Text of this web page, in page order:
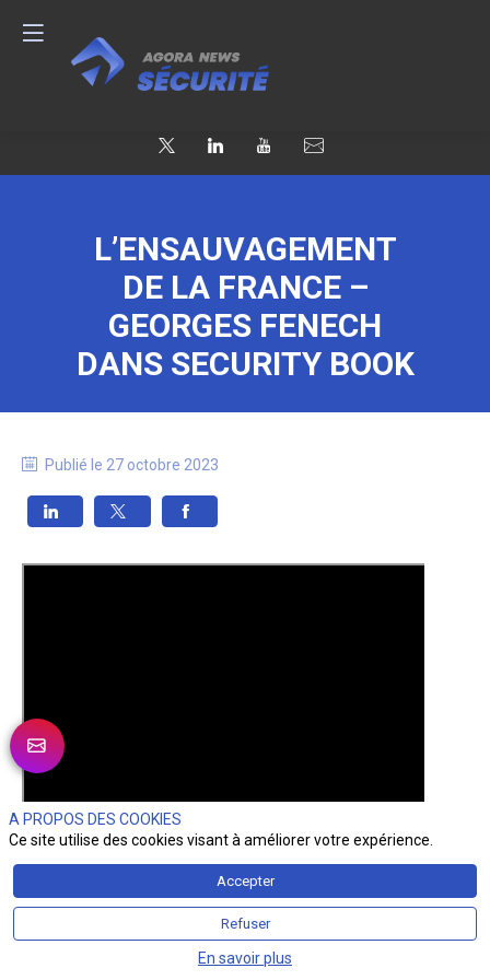
L’ENSAUVAGEMENT
DE LA FRANCE –
GEORGES FENECH
DANS SECURITY BOOK
Publié le 27 octobre 2023
A PROPOS DES COOKIES
Ce site utilise des cookies visant à améliorer votre expérience.
Accepter
Refuser
En savoir plus